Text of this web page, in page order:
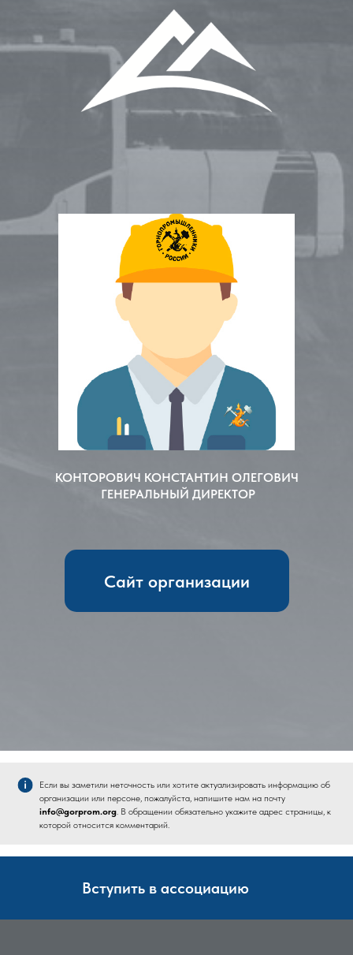
КОНТОРОВИЧ КОНСТАНТИН ОЛЕГОВИЧ
ГЕНЕРАЛЬНЫЙ ДИРЕКТОР
Сайт организации
Если вы заметили неточность или хотите актуализировать информацию об
организации или персоне, пожалуйста, напишите нам на почту
info@gorprom.org. В обращении обязательно укажите адрес страницы, к
которой относится комментарий.
Вступить в ассоциацию